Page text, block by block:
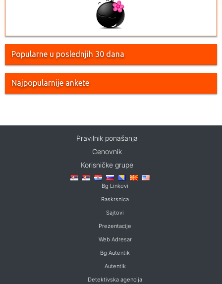
Popularne u poslednjih 30 dana
Najpopularnije ankete
Pravilnik ponašanja
Cenovnik
Korisničke grupe
Bg Linkovi
Raskrsnica
Sajtovi
Prezentacije
Web Adresar
Bg Autentik
Autentik
Detektivska agencija